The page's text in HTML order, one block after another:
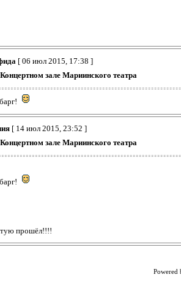
[ 06 июл 2015, 17:38 ]
зале Мариинского театра
[ 14 июл 2015, 23:52 ]
зале Мариинского театра
прошёл!!!!
Powered